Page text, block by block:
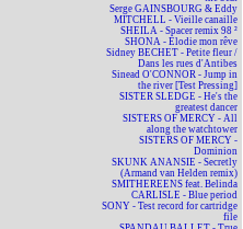
Serge GAINSBOURG & Eddy
MITCHELL - Vieille canaille
SHEILA - Spacer remix 98 ²
SHONA - Elodie mon rêve
Sidney BECHET - Petite fleur /
Dans les rues d'Antibes
Sinead O'CONNOR - Jump in
the river [Test Pressing]
SISTER SLEDGE - He's the
greatest dancer
SISTERS OF MERCY - All
along the watchtower
SISTERS OF MERCY -
Dominion
SKUNK ANANSIE - Secretly
(Armand van Helden remix)
SMITHEREENS feat. Belinda
CARLISLE - Blue period
SONY - Test record for cartridge
file